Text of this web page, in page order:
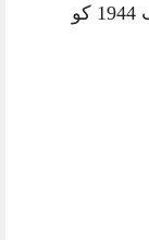
حضرت مولانا قاضی عصمت اللہ صاحب 1944 کو